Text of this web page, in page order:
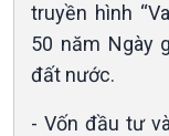
truyền hình
50 năm Ngày
đất nước.
- Vốn đầu tư